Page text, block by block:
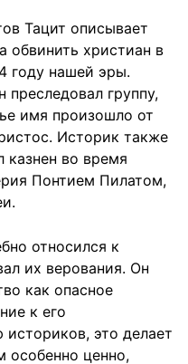
Тацит описывает
обвинить христиан в
году нашей эры.
группу,
имя произошло от
Историк также
казнен во время
Понтием Пилатом,
относился к
их верования. Он
как опасное
к его
это делает
особенно ценно,